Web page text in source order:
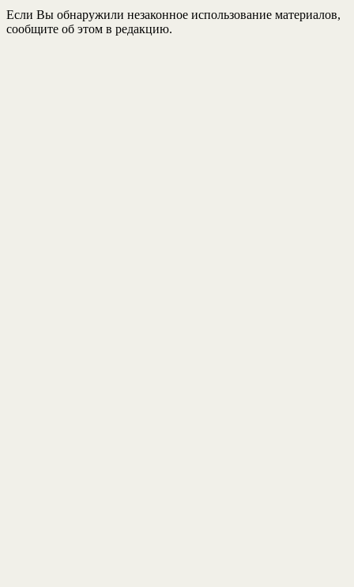
Если Вы обнаружили незаконное использование материалов,
сообщите об этом в редакцию.